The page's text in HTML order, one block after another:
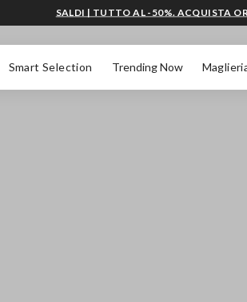
Smart Selection Trending Now
SALDI | TUTTO AL -50%. ACQUISTA